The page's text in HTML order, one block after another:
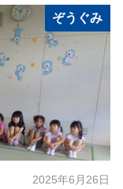
ぞうぐみ
2025年6月26日